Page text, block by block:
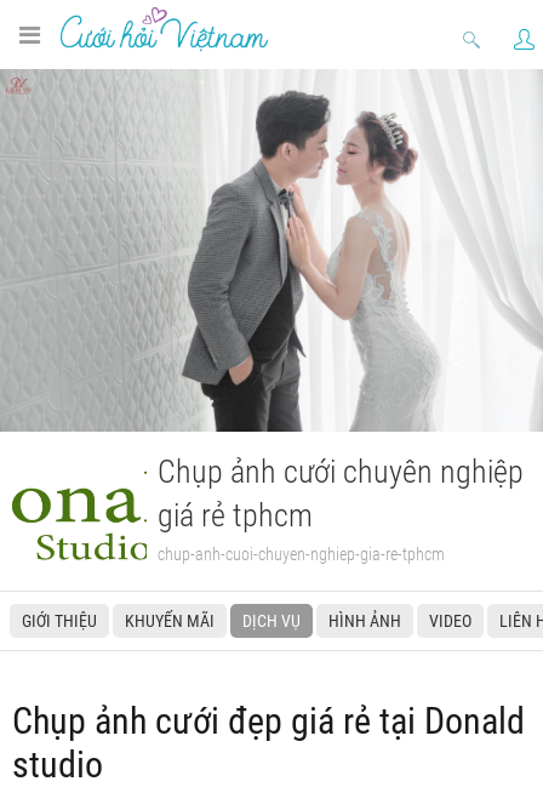
Chụp ảnh cưới chuyên nghiệp
giá rẻ tphcm
chup-anh-cuoi-chuyen-nghiep-gia-re-tphcm
GIỚI THIỆU KHUYẾN MÃI DỊCH VỤ HÌNH ẢNH VIDEO LIÊN
Chụp ảnh cưới đẹp giá rẻ tại Donald
studio